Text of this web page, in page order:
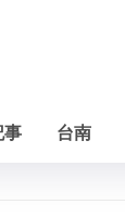
事 台南